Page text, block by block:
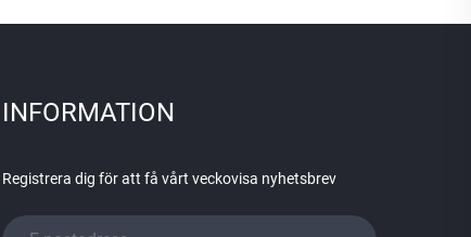
INFORMATION
Registrera dig för att få vårt veckovisa nyhetsbrev